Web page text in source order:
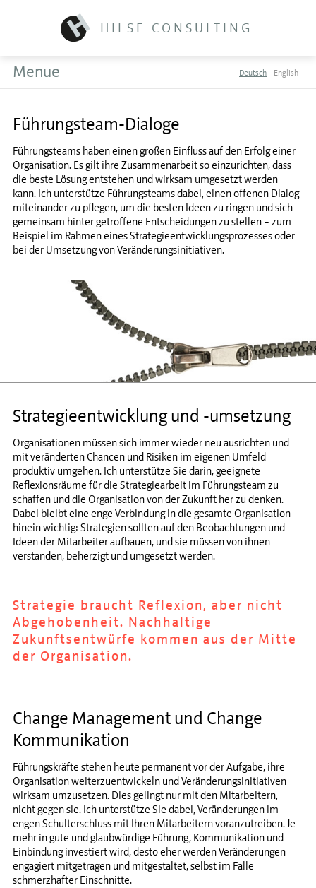
Deutsch English
HILSE CONSULTING
Menue
Führungsteam-Dialoge
Führungsteams haben einen großen Einfluss auf den Erfolg einer
Organisation. Es gilt ihre Zusammenarbeit so einzurichten, dass
die beste Lösung entstehen und wirksam umgesetzt werden
kann. Ich unterstütze Führungsteams dabei, einen offenen Dialog
miteinander zu pflegen, um die besten Ideen zu ringen und sich
gemeinsam hinter getroffene Entscheidungen zu stellen – zum
Beispiel im Rahmen eines Strategieentwicklungsprozesses oder
bei der Umsetzung von Veränderungsinitiativen.
Strategieentwicklung und -umsetzung
Organisationen müssen sich immer wieder neu ausrichten und
mit veränderten Chancen und Risiken im eigenen Umfeld
produktiv umgehen. Ich unterstütze Sie darin, geeignete
Reflexionsräume für die Strategiearbeit im Führungsteam zu
schaffen und die Organisation von der Zukunft her zu denken.
Dabei bleibt eine enge Verbindung in die gesamte Organisation
hinein wichtig: Strategien sollten auf den Beobachtungen und
Ideen der Mitarbeiter aufbauen, und sie müssen von ihnen
verstanden, beherzigt und umgesetzt werden.
Strategie braucht Reflexion, aber nicht
Abgehobenheit. Nachhaltige
Zukunftsentwürfe kommen aus der Mitte
der Organisation.
Change Management und Change
Kommunikation
Führungskräfte stehen heute permanent vor der Aufgabe, ihre
Organisation weiterzuentwickeln und Veränderungsinitiativen
wirksam umzusetzen. Dies gelingt nur mit den Mitarbeitern,
nicht gegen sie. Ich unterstütze Sie dabei, Veränderungen im
engen Schulterschluss mit Ihren Mitarbeitern voranzutreiben. Je
mehr in gute und glaubwürdige Führung, Kommunikation und
Einbindung investiert wird, desto eher werden Veränderungen
engagiert mitgetragen und mitgestaltet, selbst im Falle
schmerzhafter Einschnitte.